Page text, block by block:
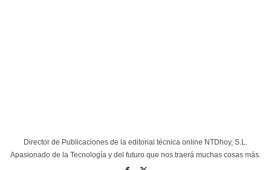
Director de Publicaciones de la editorial técnica online NTDhoy, S.L.
Apasionado de la Tecnología y del futuro que nos traerá muchas cosas más.